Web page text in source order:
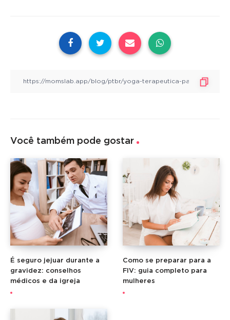
Você também pode gostar
É seguro jejuar durante a
gravidez: conselhos
médicos e da igreja
Como se preparar para a
FIV: guia completo para
mulheres